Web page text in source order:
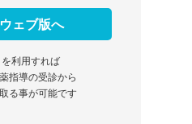
ェブ版へ
を利用すれば
指導の受診から
る事が可能です